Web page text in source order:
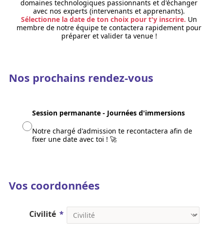
domaines technologiques passionnants et d'échanger
avec nos experts (intervenants et apprenants).
Sélectionne la date de ton choix pour t'y inscrire. Un
membre de notre équipe te contactera rapidement pour
préparer et valider ta venue !
Nos prochains rendez-vous
Session permanante - Journées d'immersions
Notre chargé d'admission te recontactera afin de
fixer une date avec toi ! 🚀
Vos coordonnées
Civilité